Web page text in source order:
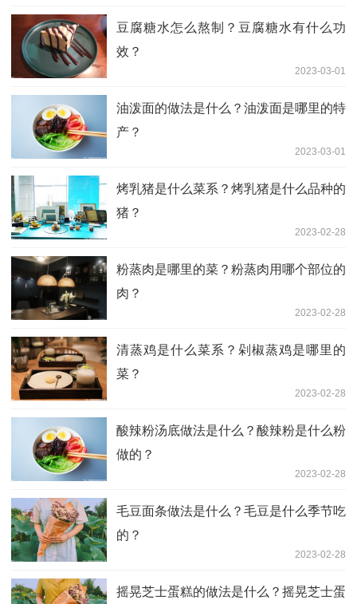
豆腐糖水怎么熬制？豆腐糖水有什么功
效？
2023-03-01
油泼面的做法是什么？油泼面是哪里的特
产？
2023-03-01
烤乳猪是什么菜系？烤乳猪是什么品种的
猪？
2023-02-28
粉蒸肉是哪里的菜？粉蒸肉用哪个部位的
肉？
2023-02-28
清蒸鸡是什么菜系？剁椒蒸鸡是哪里的
菜？
2023-02-28
酸辣粉汤底做法是什么？酸辣粉是什么粉
做的？
2023-02-28
毛豆面条做法是什么？毛豆是什么季节吃
的？
2023-02-28
摇晃芝士蛋糕的做法是什么？摇晃芝士蛋